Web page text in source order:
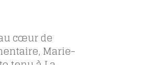
cœur de
Marie-